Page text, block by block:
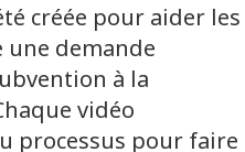
créée pour aider les
une demande
à la
vidéo
processus pour faire